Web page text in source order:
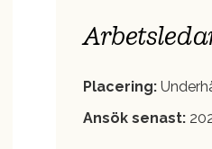
Placering:
Ansök senast: